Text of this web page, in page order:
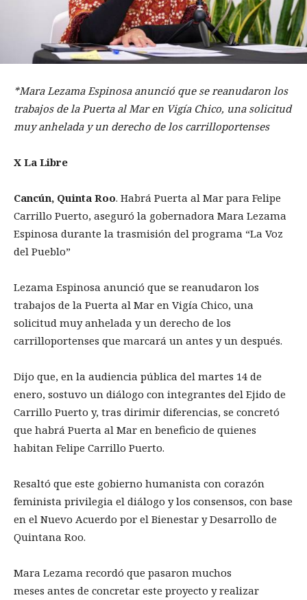
*Mara Lezama Espinosa anunció que se reanudaron los
trabajos de la Puerta al Mar en Vigía Chico, una solicitud
muy anhelada y un derecho de los carrilloportenses
X La Libre
Cancún, Quinta Roo. Habrá Puerta al Mar para Felipe
Carrillo Puerto, aseguró la gobernadora Mara Lezama
Espinosa durante la trasmisión del programa “La Voz
del Pueblo”
Lezama Espinosa anunció que se reanudaron los
trabajos de la Puerta al Mar en Vigía Chico, una
solicitud muy anhelada y un derecho de los
carrilloportenses que marcará un antes y un después.
Dijo que, en la audiencia pública del martes 14 de
enero, sostuvo un diálogo con integrantes del Ejido de
Carrillo Puerto y, tras dirimir diferencias, se concretó
que habrá Puerta al Mar en beneficio de quienes
habitan Felipe Carrillo Puerto.
Resaltó que este gobierno humanista con corazón
feminista privilegia el diálogo y los consensos, con base
en el Nuevo Acuerdo por el Bienestar y Desarrollo de
Quintana Roo.
Mara Lezama recordó que pasaron muchos
meses antes de concretar este proyecto y realizar